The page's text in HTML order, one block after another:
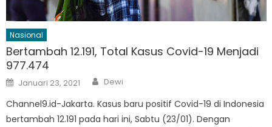
Nasional
Bertambah 12.191, Total Kasus Covid-19 Menjadi
977.474
Posted
on
Januari 23, 2021 Author
Dewi
Channel9.id-Jakarta. Kasus baru positif Covid-19 di Indonesia
bertambah 12.191 pada hari ini, Sabtu (23/01). Dengan